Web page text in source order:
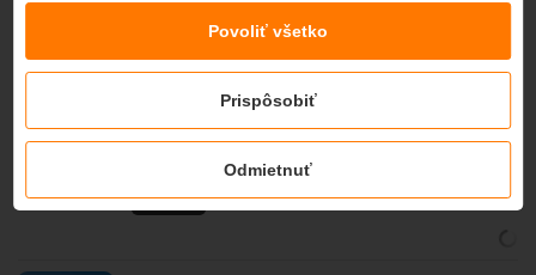
Iberostar Selection Playa de Palma 5*
Španielsko - Plážový hotel
MALORKA
Odmietnuť
Prispôsobiť
Povoliť všetko